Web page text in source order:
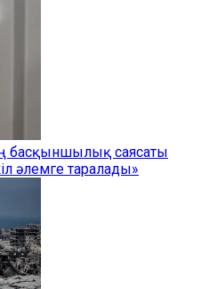
басқыншылық саясаты
әлемге таралады»